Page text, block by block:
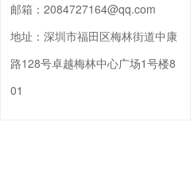
邮箱： 2084727164@qq.com
地址： 深圳市福田区梅林街道中康
路128号卓越梅林中心广场1号楼8
01